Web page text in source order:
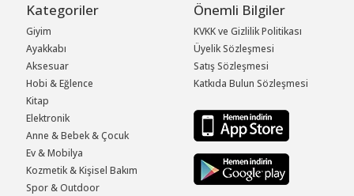
Kategoriler
Giyim
Ayakkabı
Aksesuar
Hobi & Eğlence
Kitap
Elektronik
Anne & Bebek & Çocuk
Ev & Mobilya
Kozmetik & Kişisel Bakım
Spor & Outdoor
Önemli Bilgiler
KVKK ve Gizlilik Politikası
Üyelik Sözleşmesi
Satış Sözleşmesi
Katkıda Bulun Sözleşmesi